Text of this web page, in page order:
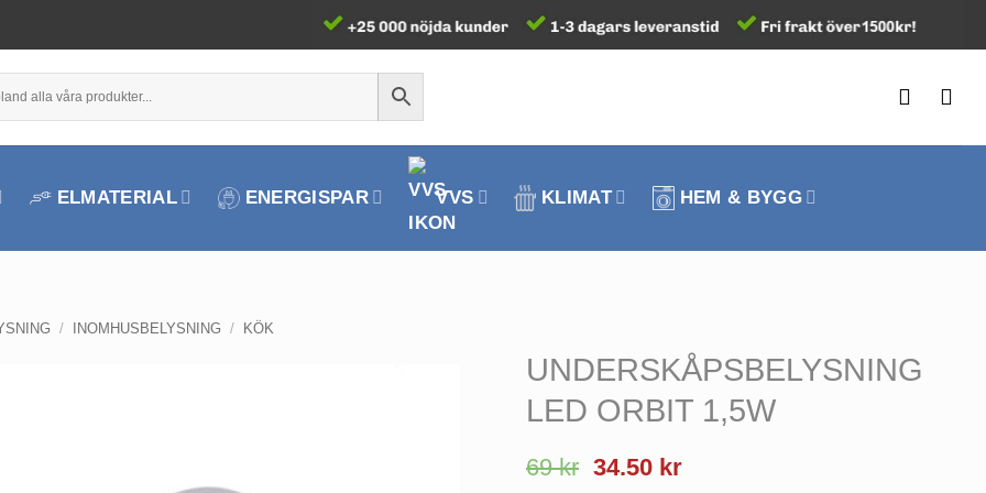
ELMATERIAL ENERGISPAR VVS KLIMAT HEM & BYGG
/ INOMHUSBELYSNING / KÖK
UNDERSKÅPSBELYSNING
LED ORBIT 1,5W
69kr Det
34.50 krDet